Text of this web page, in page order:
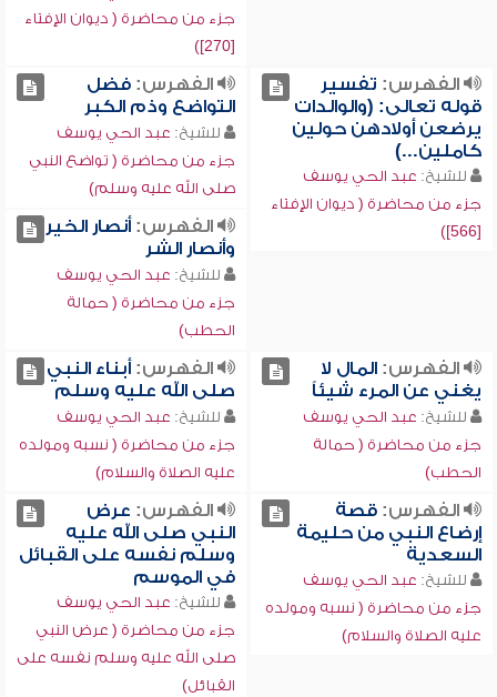
جزء من محاضرة ( ديوان الإفتاء
[270])
الفهرس: تفسير
قوله تعالى: (والوالدات
يرضعن أولادهن حولين
كاملين...)
للشيخ: عبد الحي يوسف
جزء من محاضرة ( ديوان الإفتاء
[566])
الفهرس:فضل
التواضع وذم الكبر
للشيخ: عبد الحي يوسف
جزء من محاضرة ( تواضع النبي
صلى الله عليه وسلم)
الفهرس:أنصار الخير
وأنصار الشر
للشيخ: عبد الحي يوسف
جزء من محاضرة ( حمالة
الحطب)
الفهرس:المال لا
يغني عن المرء شيئاً
للشيخ: عبد الحي يوسف
جزء من محاضرة ( حمالة
الحطب)
الفهرس:أبناء النبي
صلى الله عليه وسلم
للشيخ: عبد الحي يوسف
جزء من محاضرة ( نسبه ومولده
عليه الصلاة والسلام)
الفهرس:قصة
إرضاع النبي من حليمة
السعدية
للشيخ: عبد الحي يوسف
جزء من محاضرة ( نسبه ومولده
عليه الصلاة والسلام)
الفهرس: عرض
النبي صلى الله عليه
وسلم نفسه على القبائل
في الموسم
للشيخ: عبد الحي يوسف
جزء من محاضرة ( عرض النبي
صلى الله عليه وسلم نفسه على
القبائل)